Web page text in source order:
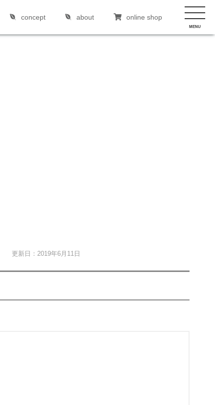
concept about online shop
MENU
更新日：2019年6月11日